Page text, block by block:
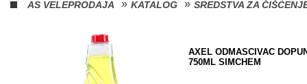
AS VELEPRODAJA KATALOG SREDSTVA ZA
AXEL ODMASCIVAC
750ML SIMCHEM